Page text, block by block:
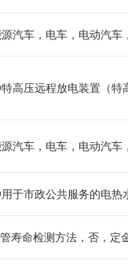
于市政公共服务的电热
寿命检测方法，否，定